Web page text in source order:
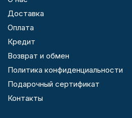
Доставка
Оплата
Кредит
Возврат и обмен
Политика конфиденциальности
Подарочный сертификат
Контакты